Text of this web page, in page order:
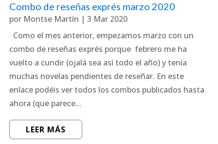
Combo de reseñas exprés marzo 2020
por Montse Martín | 3 Mar 2020
Como el mes anterior, empezamos marzo con un
combo de reseñas exprés porque febrero me ha
vuelto a cundir (ojalá sea así todo el año) y tenía
muchas novelas pendientes de reseñar. En este
enlace podéis ver todos los combos publicados hasta
ahora (que parece...
LEER MÁS